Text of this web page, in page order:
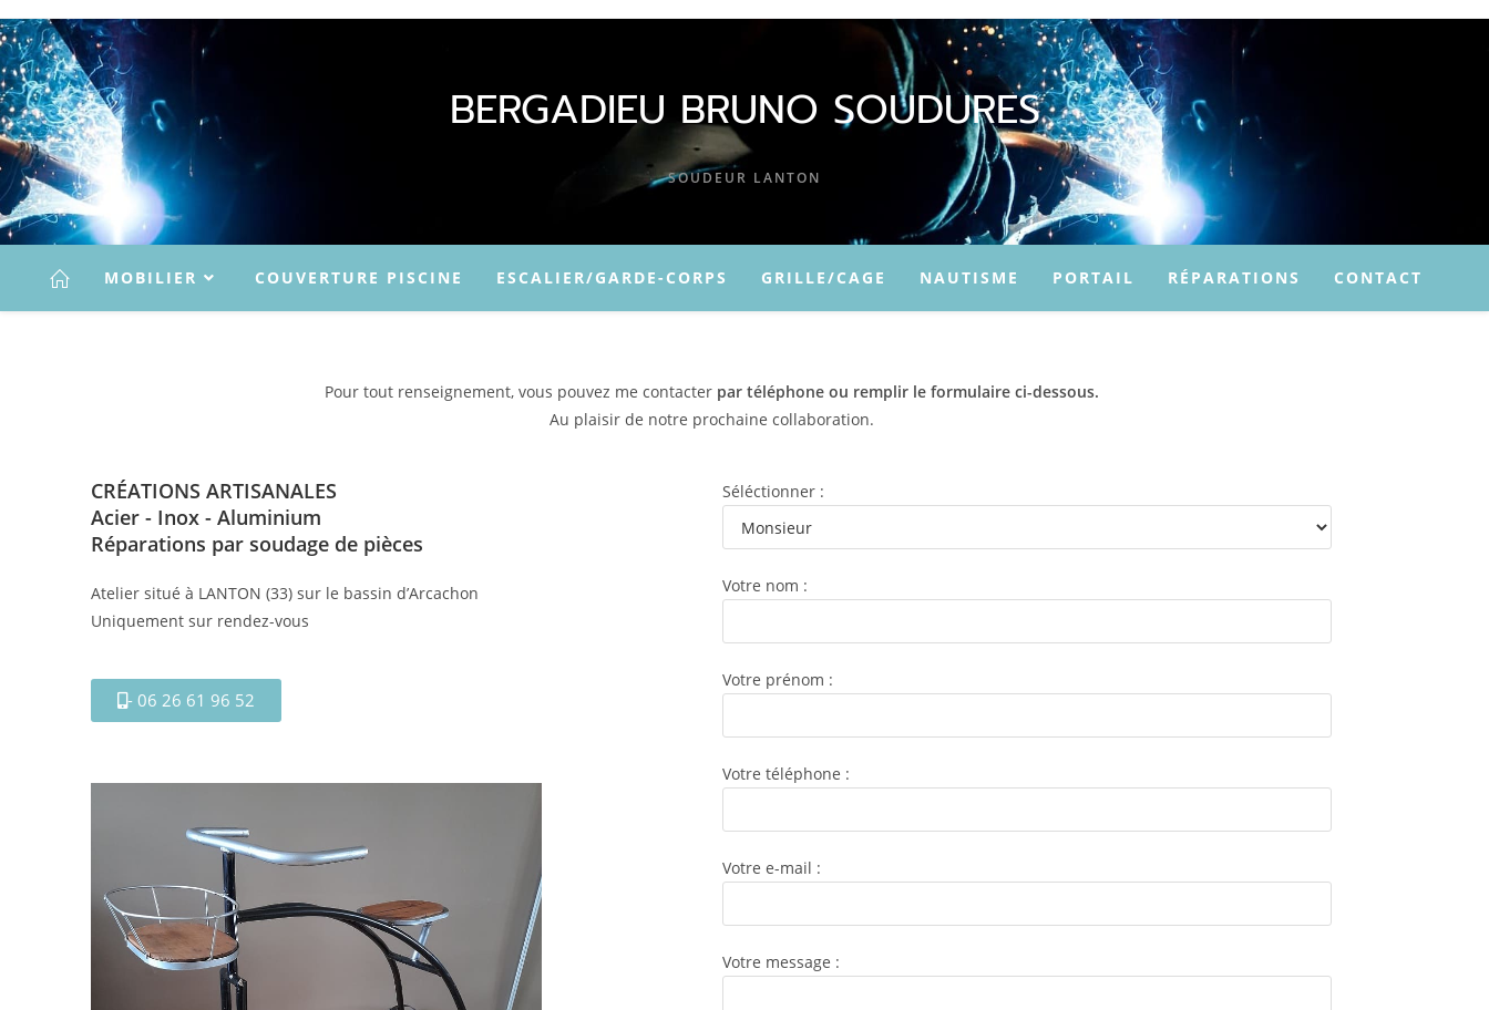
BERGADIEU BRUNO SOUDURES
SOUDEUR LANTON
MOBILIER COUVERTURE PISCINE ESCALIER/GARDE-CORPS GRILLE/CAGE NAUTISME PORTAIL RÉPARATIONS CONTACT
Pour tout renseignement, vous pouvez me contacter par téléphone ou remplir le formulaire ci-dessous.
Au plaisir de notre prochaine collaboration.
CRÉATIONS ARTISANALES
Acier - Inox - Aluminium
Réparations par soudage de pièces
Atelier situé à LANTON (33) sur le bassin d’Arcachon
Uniquement sur rendez-vous
- 06 26 61 96 52
Séléctionner :
Votre nom :
Votre prénom :
Votre téléphone :
Votre e-mail :
Votre message :